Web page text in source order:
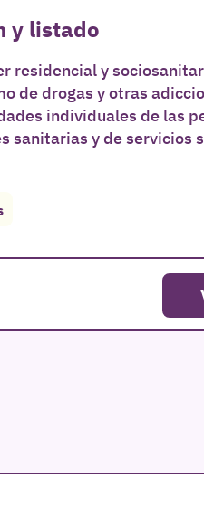
y listado
residencial y
de drogas y otras
individuales de las
sanitarias y de servicios